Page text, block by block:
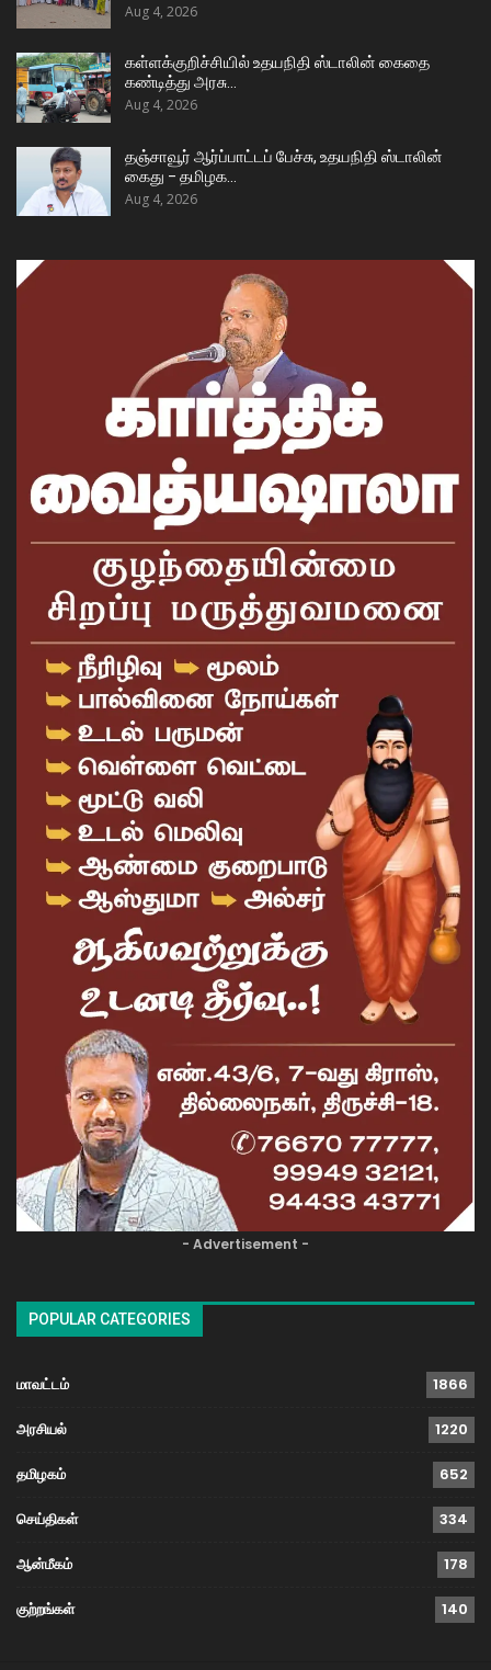
Aug 4, 2026
கள்ளக்குறிச்சியில் உதயநிதி ஸ்டாலின் கைதை
கண்டித்து அரசு…
Aug 4, 2026
தஞ்சாவூர் ஆர்ப்பாட்டப் பேச்சு, உதயநிதி ஸ்டாலின்
கைது – தமிழக…
Aug 4, 2026
- Advertisement -
POPULAR CATEGORIES
மாவட்டம் 1866
அரசியல் 1220
தமிழகம் 652
செய்திகள் 334
ஆன்மீகம் 178
குற்றங்கள் 140